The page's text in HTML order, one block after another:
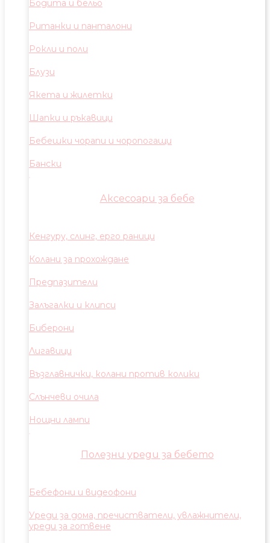
Бодита и бельо
Ританки и панталони
Рокли и поли
Блузи
Якета и жилетки
Шапки и ръкавици
Бебешки чорапи и чоропогащи
Бански
Аксесоари за бебе
Кенгуру, слинг, ерго раници
Колани за прохождане
Предпазители
Залъгалки и клипси
Биберони
Лигавици
Възглавнички, колани против колики
Слънчеви очила
Нощни лампи
Полезни уреди за бебето
Бебефони и видеофони
Уреди за дома, пречистватели, увлажнители,
уреди за готвене